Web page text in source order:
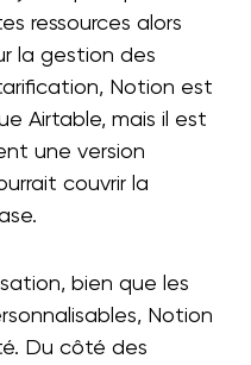
ressources alors
la gestion des
Notion est
Airtable, mais il est
une version
couvrir la
bien que les
Notion
Du côté des